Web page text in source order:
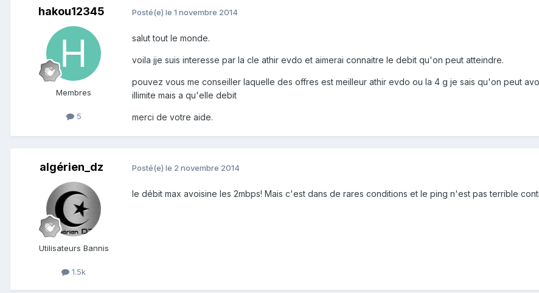
hakou12345
Membres
5
Posté(e) le 1 novembre 2014
salut tout le monde.
voila jje suis interesse par la cle athir evdo et aimerai connaitre le debit qu'on peut atteindre.
pouvez vous me conseiller laquelle des offres est meilleur athir evdo ou la 4 g je sais qu'on peut
illimite mais a qu'elle debit
merci de votre aide.
algérien_dz
Utilisateurs Bannis
1.5k
Posté(e) le 2 novembre 2014
le débit max avoisine les 2mbps! Mais c'est dans de rares conditions et le ping n'est pas terrible